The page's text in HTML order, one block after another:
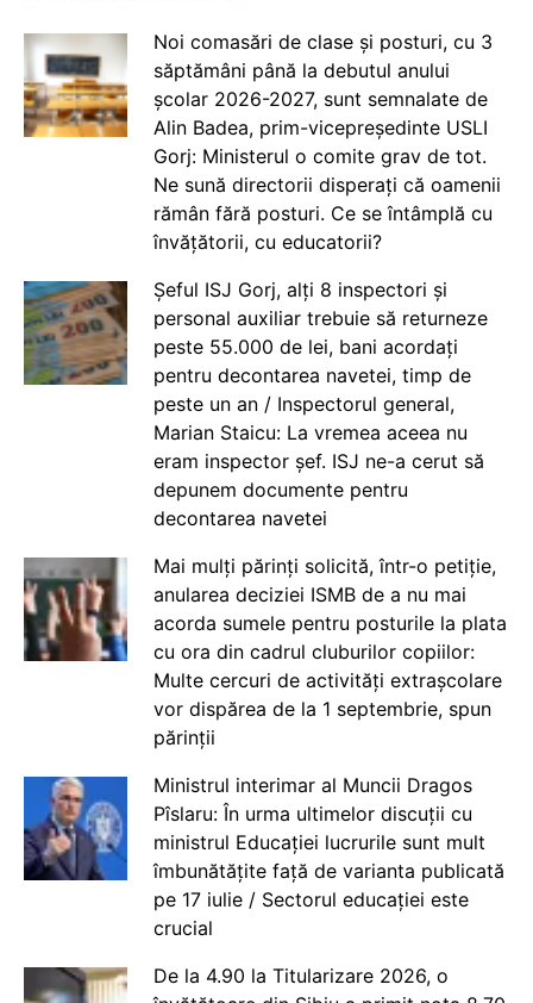
Noi comasări de clase și posturi, cu 3
săptămâni până la debutul anului
școlar 2026-2027, sunt semnalate de
Alin Badea, prim-vicepreședinte USLI
Gorj: Ministerul o comite grav de tot.
Ne sună directorii disperați că oamenii
rămân fără posturi. Ce se întâmplă cu
învățătorii, cu educatorii?
Șeful ISJ Gorj, alți 8 inspectori și
personal auxiliar trebuie să returneze
peste 55.000 de lei, bani acordați
pentru decontarea navetei, timp de
peste un an / Inspectorul general,
Marian Staicu: La vremea aceea nu
eram inspector șef. ISJ ne-a cerut să
depunem documente pentru
decontarea navetei
Mai mulți părinți solicită, într-o petiție,
anularea deciziei ISMB de a nu mai
acorda sumele pentru posturile la plata
cu ora din cadrul cluburilor copiilor:
Multe cercuri de activități extrașcolare
vor dispărea de la 1 septembrie, spun
părinții
Ministrul interimar al Muncii Dragos
Pîslaru: În urma ultimelor discuții cu
ministrul Educației lucrurile sunt mult
îmbunătățite față de varianta publicată
pe 17 iulie / Sectorul educației este
crucial
De la 4.90 la Titularizare 2026, o